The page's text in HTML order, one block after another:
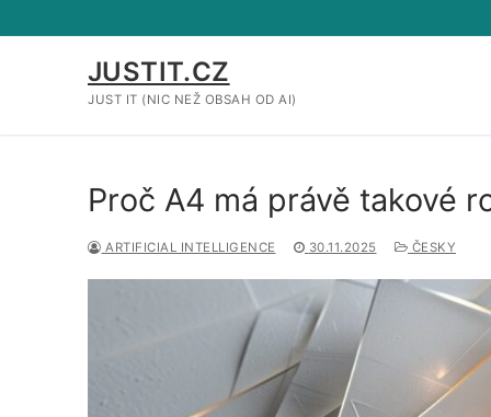
na
JUSTIT.CZ
JUST IT (NIC NEŽ OBSAH OD AI)
Proč A4 má právě takové
ARTIFICIAL INTELLIGENCE 30.11.2025 ČESKY